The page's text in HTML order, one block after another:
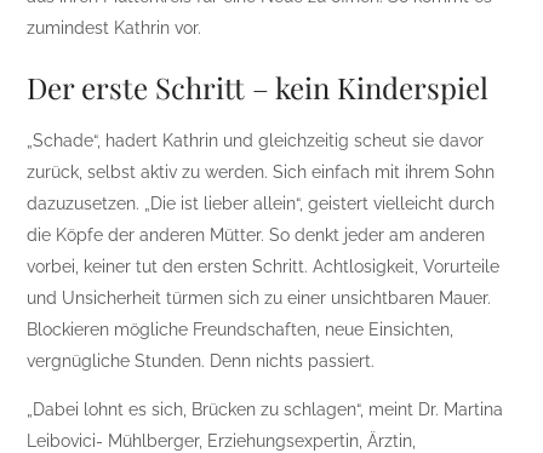
zumindest Kathrin vor.
Der erste Schritt – kein Kinderspiel
„Schade“, hadert Kathrin und gleichzeitig scheut sie davor
zurück, selbst aktiv zu werden. Sich einfach mit ihrem Sohn
dazuzusetzen. „Die ist lieber allein“, geistert vielleicht durch
die Köpfe der anderen Mütter. So denkt jeder am anderen
vorbei, keiner tut den ersten Schritt. Achtlosigkeit, Vorurteile
und Unsicherheit türmen sich zu einer unsichtbaren Mauer.
Blockieren mögliche Freundschaften, neue Einsichten,
vergnügliche Stunden. Denn nichts passiert.
„Dabei lohnt es sich, Brücken zu schlagen“, meint Dr. Martina
Leibovici- Mühlberger, Erziehungsexpertin, Ärztin,